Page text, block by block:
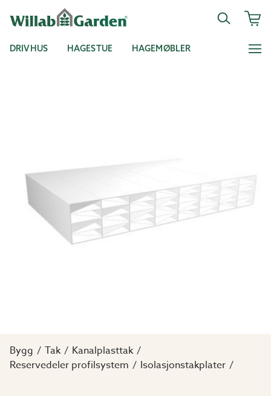
DRIVHUS HAGESTUE HAGEMØBLER
Bygg Tak
Kanalplasttak
Reservedeler profilsystem
Isolasjonstakplater